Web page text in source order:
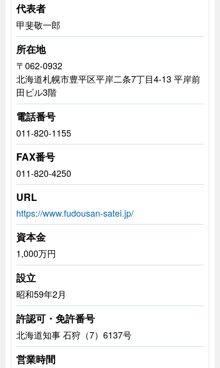
代表者
甲斐敬一郎
所在地
〒062-0932
北海道札幌市豊平区平岸二条7丁目4-13 平岸前
田ビル3階
電話番号
011-820-1155
FAX番号
011-820-4250
URL
https://www.fudousan-satei.jp/
資本金
1,000万円
設立
昭和59年2月
許認可・免許番号
北海道知事 石狩（7）6137号
営業時間